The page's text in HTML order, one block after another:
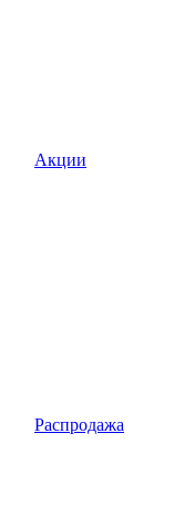
Акции
Распродажа